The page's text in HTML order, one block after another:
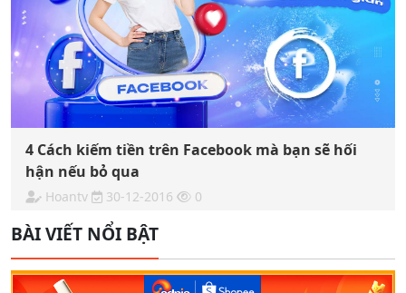
4 Cách kiếm tiền trên Facebook mà bạn sẽ hối
hận nếu bỏ qua
Hoantv 30-12-2016 0
BÀI VIẾT NỔI BẬT